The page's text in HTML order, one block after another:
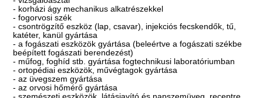
- korházi ágy mechanikus alkatrészekkel
- fogorvosi szék
- csontrögzítő eszköz (lap, csavar), injekciós fecskendők, tű,
katéter, kanül gyártása
- a fogászati eszközök gyártása (beleértve a fogászati székbe
beépített fogászati berendezést)
- műfog, foghíd stb. gyártása fogtechnikusi laboratóriumban
- ortopédiai eszközök, művégtagok gyártása
- az üvegszem gyártása
- az orvosi hőmérő gyártása